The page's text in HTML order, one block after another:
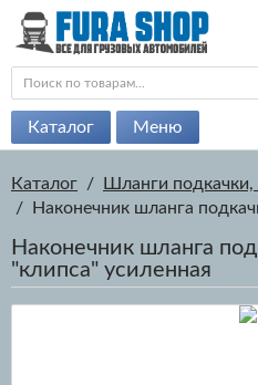
Каталог Меню
Каталог /
Шланги подкачки,
/
Наконечник шланга
Наконечник шланга
"клипса" усиленная